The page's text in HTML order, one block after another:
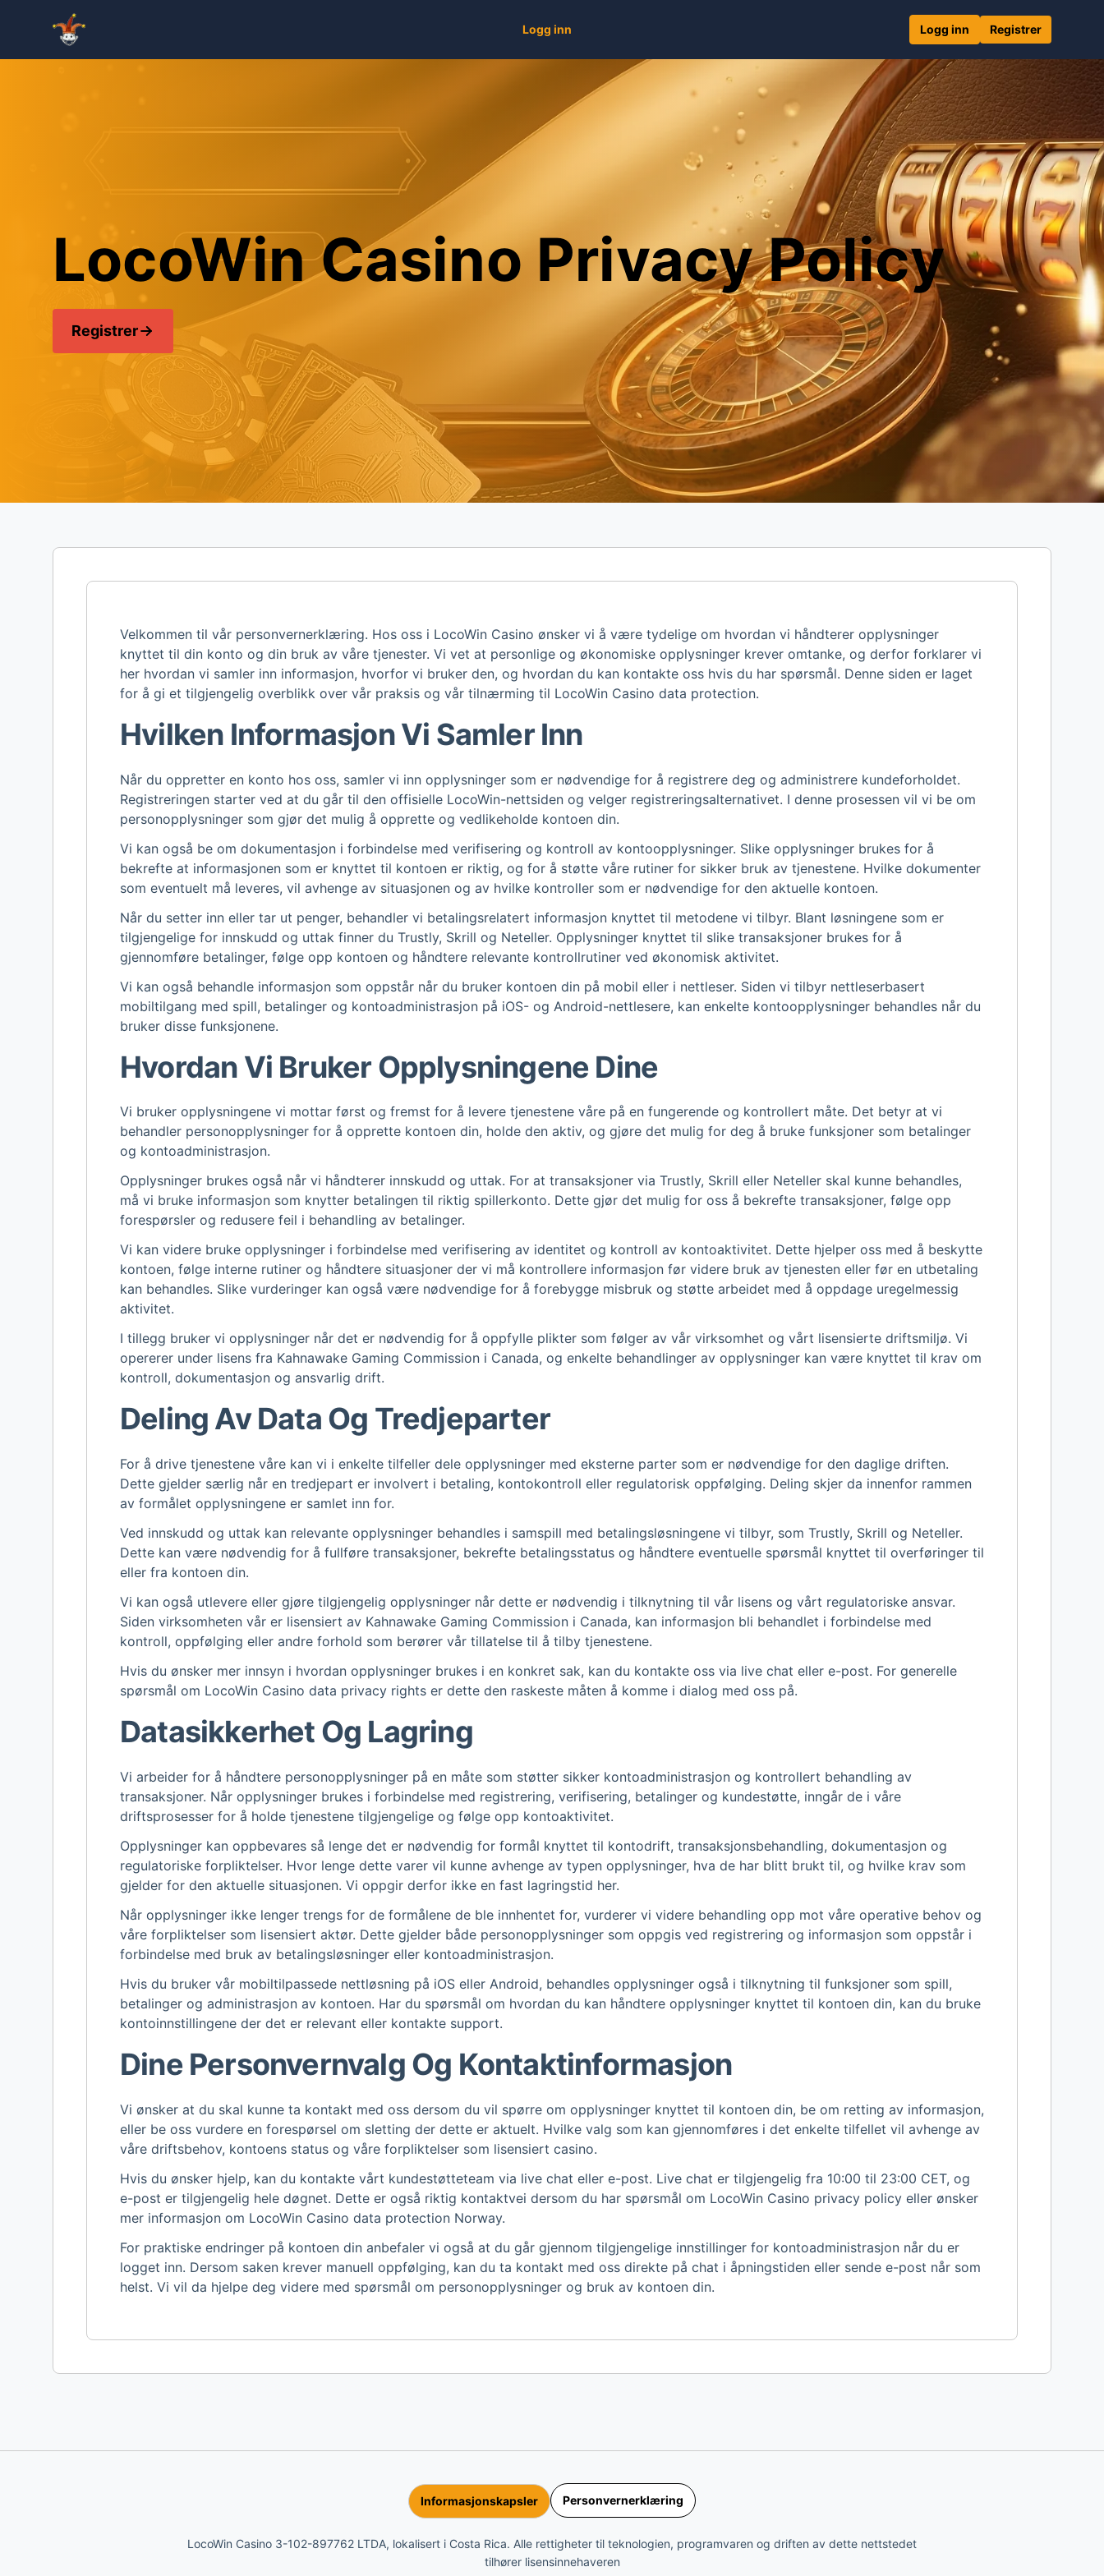
Logg inn Logg inn Registrer
LocoWin Casino Privacy Policy
Registrer
Velkommen til vår personvernerklæring. Hos oss i LocoWin Casino ønsker vi å være tydelige om hvordan vi håndterer opplysninger
knyttet til din konto og din bruk av våre tjenester. Vi vet at personlige og økonomiske opplysninger krever omtanke, og derfor forklarer vi
her hvordan vi samler inn informasjon, hvorfor vi bruker den, og hvordan du kan kontakte oss hvis du har spørsmål. Denne siden er laget
for å gi et tilgjengelig overblikk over vår praksis og vår tilnærming til LocoWin Casino data protection.
Hvilken Informasjon Vi Samler Inn
Når du oppretter en konto hos oss, samler vi inn opplysninger som er nødvendige for å registrere deg og administrere kundeforholdet.
Registreringen starter ved at du går til den offisielle LocoWin-nettsiden og velger registreringsalternativet. I denne prosessen vil vi be om
personopplysninger som gjør det mulig å opprette og vedlikeholde kontoen din.
Vi kan også be om dokumentasjon i forbindelse med verifisering og kontroll av kontoopplysninger. Slike opplysninger brukes for å
bekrefte at informasjonen som er knyttet til kontoen er riktig, og for å støtte våre rutiner for sikker bruk av tjenestene. Hvilke dokumenter
som eventuelt må leveres, vil avhenge av situasjonen og av hvilke kontroller som er nødvendige for den aktuelle kontoen.
Når du setter inn eller tar ut penger, behandler vi betalingsrelatert informasjon knyttet til metodene vi tilbyr. Blant løsningene som er
tilgjengelige for innskudd og uttak finner du Trustly, Skrill og Neteller. Opplysninger knyttet til slike transaksjoner brukes for å
gjennomføre betalinger, følge opp kontoen og håndtere relevante kontrollrutiner ved økonomisk aktivitet.
Vi kan også behandle informasjon som oppstår når du bruker kontoen din på mobil eller i nettleser. Siden vi tilbyr nettleserbasert
mobiltilgang med spill, betalinger og kontoadministrasjon på iOS- og Android-nettlesere, kan enkelte kontoopplysninger behandles når du
bruker disse funksjonene.
Hvordan Vi Bruker Opplysningene Dine
Vi bruker opplysningene vi mottar først og fremst for å levere tjenestene våre på en fungerende og kontrollert måte. Det betyr at vi
behandler personopplysninger for å opprette kontoen din, holde den aktiv, og gjøre det mulig for deg å bruke funksjoner som betalinger
og kontoadministrasjon.
Opplysninger brukes også når vi håndterer innskudd og uttak. For at transaksjoner via Trustly, Skrill eller Neteller skal kunne behandles,
må vi bruke informasjon som knytter betalingen til riktig spillerkonto. Dette gjør det mulig for oss å bekrefte transaksjoner, følge opp
forespørsler og redusere feil i behandling av betalinger.
Vi kan videre bruke opplysninger i forbindelse med verifisering av identitet og kontroll av kontoaktivitet. Dette hjelper oss med å beskytte
kontoen, følge interne rutiner og håndtere situasjoner der vi må kontrollere informasjon før videre bruk av tjenesten eller før en utbetaling
kan behandles. Slike vurderinger kan også være nødvendige for å forebygge misbruk og støtte arbeidet med å oppdage uregelmessig
aktivitet.
I tillegg bruker vi opplysninger når det er nødvendig for å oppfylle plikter som følger av vår virksomhet og vårt lisensierte driftsmiljø. Vi
opererer under lisens fra Kahnawake Gaming Commission i Canada, og enkelte behandlinger av opplysninger kan være knyttet til krav om
kontroll, dokumentasjon og ansvarlig drift.
Deling Av Data Og Tredjeparter
For å drive tjenestene våre kan vi i enkelte tilfeller dele opplysninger med eksterne parter som er nødvendige for den daglige driften.
Dette gjelder særlig når en tredjepart er involvert i betaling, kontokontroll eller regulatorisk oppfølging. Deling skjer da innenfor rammen
av formålet opplysningene er samlet inn for.
Ved innskudd og uttak kan relevante opplysninger behandles i samspill med betalingsløsningene vi tilbyr, som Trustly, Skrill og Neteller.
Dette kan være nødvendig for å fullføre transaksjoner, bekrefte betalingsstatus og håndtere eventuelle spørsmål knyttet til overføringer til
eller fra kontoen din.
Vi kan også utlevere eller gjøre tilgjengelig opplysninger når dette er nødvendig i tilknytning til vår lisens og vårt regulatoriske ansvar.
Siden virksomheten vår er lisensiert av Kahnawake Gaming Commission i Canada, kan informasjon bli behandlet i forbindelse med
kontroll, oppfølging eller andre forhold som berører vår tillatelse til å tilby tjenestene.
Hvis du ønsker mer innsyn i hvordan opplysninger brukes i en konkret sak, kan du kontakte oss via live chat eller e-post. For generelle
spørsmål om LocoWin Casino data privacy rights er dette den raskeste måten å komme i dialog med oss på.
Datasikkerhet Og Lagring
Vi arbeider for å håndtere personopplysninger på en måte som støtter sikker kontoadministrasjon og kontrollert behandling av
transaksjoner. Når opplysninger brukes i forbindelse med registrering, verifisering, betalinger og kundestøtte, inngår de i våre
driftsprosesser for å holde tjenestene tilgjengelige og følge opp kontoaktivitet.
Opplysninger kan oppbevares så lenge det er nødvendig for formål knyttet til kontodrift, transaksjonsbehandling, dokumentasjon og
regulatoriske forpliktelser. Hvor lenge dette varer vil kunne avhenge av typen opplysninger, hva de har blitt brukt til, og hvilke krav som
gjelder for den aktuelle situasjonen. Vi oppgir derfor ikke en fast lagringstid her.
Når opplysninger ikke lenger trengs for de formålene de ble innhentet for, vurderer vi videre behandling opp mot våre operative behov og
våre forpliktelser som lisensiert aktør. Dette gjelder både personopplysninger som oppgis ved registrering og informasjon som oppstår i
forbindelse med bruk av betalingsløsninger eller kontoadministrasjon.
Hvis du bruker vår mobiltilpassede nettløsning på iOS eller Android, behandles opplysninger også i tilknytning til funksjoner som spill,
betalinger og administrasjon av kontoen. Har du spørsmål om hvordan du kan håndtere opplysninger knyttet til kontoen din, kan du bruke
kontoinnstillingene der det er relevant eller kontakte support.
Dine Personvernvalg Og Kontaktinformasjon
Vi ønsker at du skal kunne ta kontakt med oss dersom du vil spørre om opplysninger knyttet til kontoen din, be om retting av informasjon,
eller be oss vurdere en forespørsel om sletting der dette er aktuelt. Hvilke valg som kan gjennomføres i det enkelte tilfellet vil avhenge av
våre driftsbehov, kontoens status og våre forpliktelser som lisensiert casino.
Hvis du ønsker hjelp, kan du kontakte vårt kundestøtteteam via live chat eller e-post. Live chat er tilgjengelig fra 10:00 til 23:00 CET, og
e-post er tilgjengelig hele døgnet. Dette er også riktig kontaktvei dersom du har spørsmål om LocoWin Casino privacy policy eller ønsker
mer informasjon om LocoWin Casino data protection Norway.
For praktiske endringer på kontoen din anbefaler vi også at du går gjennom tilgjengelige innstillinger for kontoadministrasjon når du er
logget inn. Dersom saken krever manuell oppfølging, kan du ta kontakt med oss direkte på chat i åpningstiden eller sende e-post når som
helst. Vi vil da hjelpe deg videre med spørsmål om personopplysninger og bruk av kontoen din.
Informasjonskapsler Personvernerklæring
LocoWin Casino 3-102-897762 LTDA, lokalisert i Costa Rica. Alle rettigheter til teknologien, programvaren og driften av dette nettstedet
tilhører lisensinnehaveren